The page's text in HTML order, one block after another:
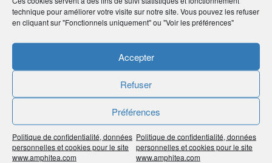
technique pour améliorer votre visite sur notre site. Vous pouvez les refuser
en cliquant sur "Fonctionnels uniquement" ou "Voir les préférences"
Accepter
Refuser
Préférences
Politique de confidentialité, données
personnelles et cookies pour le site
www.amphitea.com
Politique de confidentialité, données
personnelles et cookies pour le site
www.amphitea.com
#La Réunion